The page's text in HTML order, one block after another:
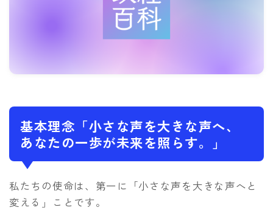
基本理念「小さな声を大きな声へ、
あなたの一歩が未来を照らす。」
私たちの使命は、第一に「小さな声を大きな声へと
変える」ことです。